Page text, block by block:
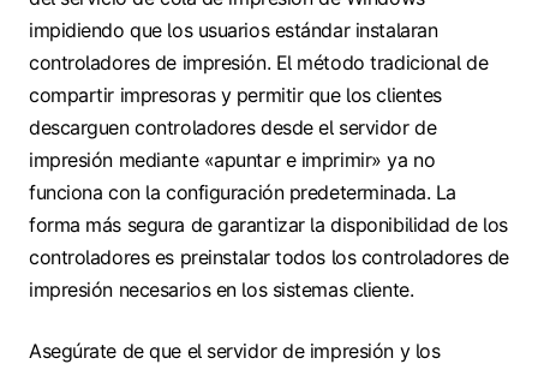
impidiendo que los usuarios estándar instalaran
controladores de impresión. El método tradicional de
compartir impresoras y permitir que los clientes
descarguen controladores desde el servidor de
impresión mediante «apuntar e imprimir» ya no
funciona con la configuración predeterminada. La
forma más segura de garantizar la disponibilidad de los
controladores es preinstalar todos los controladores de
impresión necesarios en los sistemas cliente.
Asegúrate de que el servidor de impresión y los